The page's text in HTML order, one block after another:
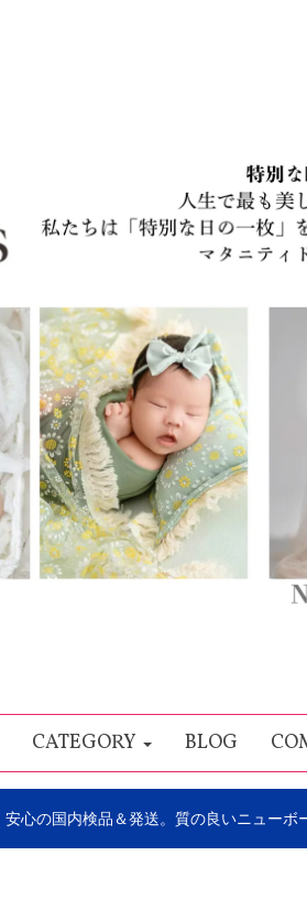
CATEGORY BLOG
安心の国内検品＆発送。質の良いニューボ